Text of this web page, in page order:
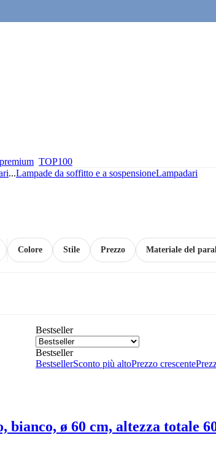
TOP100
...Lampade da soffitto e a sospensioneLampadari
Colore Stile Prezzo Materiale del
Bestseller
Bestseller
BestsellerSconto più altoPrezzo crescente
ø 60 cm, altezza totale